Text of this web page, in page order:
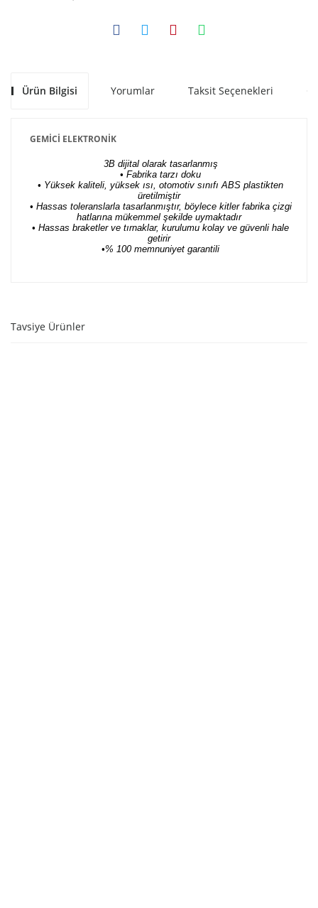
Ürün Bilgisi Yorumlar Taksit Seçenekleri
GEMİCİ ELEKTRONİK
3B dijital olarak tasarlanmış
• Fabrika tarzı doku
• Yüksek kaliteli, yüksek ısı, otomotiv sınıfı ABS plastikten
üretilmiştir
• Hassas toleranslarla tasarlanmıştır, böylece kitler fabrika çizgi
hatlarına mükemmel şekilde uymaktadır
• Hassas braketler ve tırnaklar, kurulumu kolay ve güvenli hale
getirir
•% 100 memnuniyet garantili
Tavsiye Ürünler